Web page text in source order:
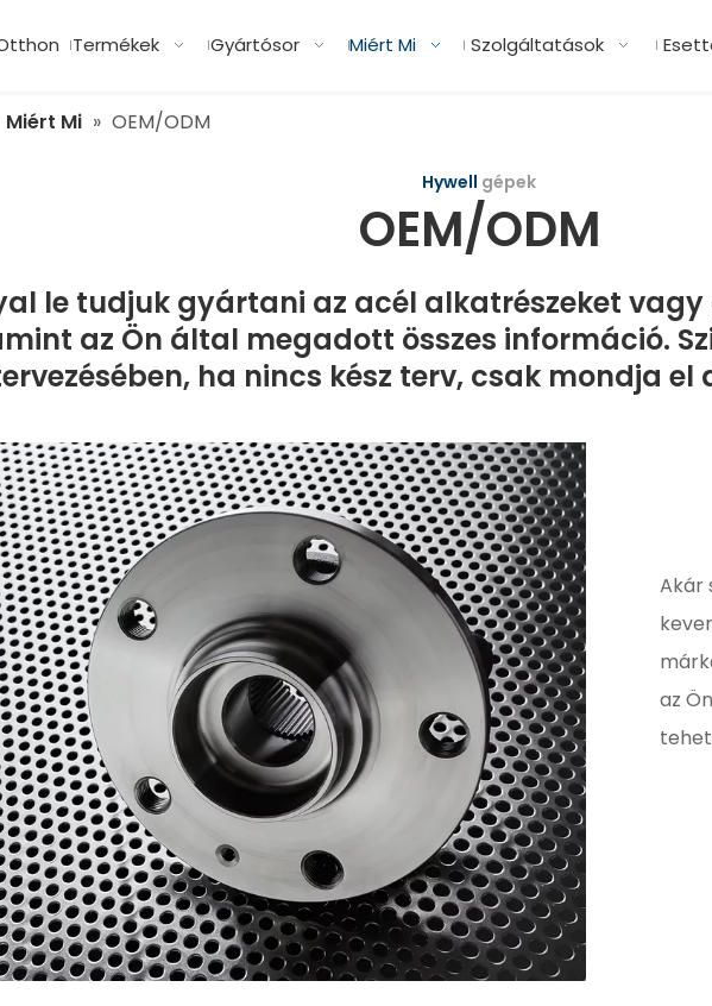
Termékek Gyártósor Miért Mi Szolgáltatások
Miért Mi » OEM/ODM
Hywell gépek
OEM/ODM
le tudjuk gyártani az acél alkatrészeket vagy
az Ön által megadott összes információ.
ha nincs kész terv, csak mondja el
Akár
az